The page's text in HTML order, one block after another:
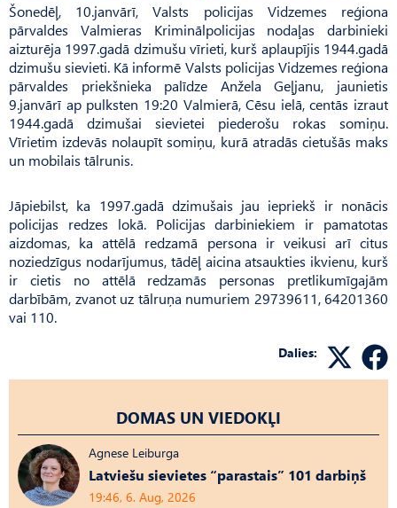
Šonedēļ, 10.janvārī, Valsts policijas Vidzemes reģiona
pārvaldes Valmieras Kriminālpolicijas nodaļas darbinieki
aizturēja 1997.gadā dzimušu vīrieti, kurš aplaupījis 1944.gadā
dzimušu sievieti. Kā informē Valsts policijas Vidzemes reģiona
pārvaldes priekšnieka palīdze Anžela Geļjanu, jaunietis
9.janvārī ap pulksten 19:20 Valmierā, Cēsu ielā, centās izraut
1944.gadā dzimušai sievietei piederošu rokas somiņu.
Vīrietim izdevās nolaupīt somiņu, kurā atradās cietušās maks
un mobilais tālrunis.
Jāpiebilst, ka 1997.gadā dzimušais jau iepriekš ir nonācis
policijas redzes lokā. Policijas darbiniekiem ir pamatotas
aizdomas, ka attēlā redzamā persona ir veikusi arī citus
noziedzīgus nodarījumus, tādēļ aicina atsaukties ikvienu, kurš
ir cietis no attēlā redzamās personas pretlikumīgajām
darbībām, zvanot uz tālruņa numuriem 29739611, 64201360
vai 110.
Dalies:
DOMAS UN VIEDOKĻI
Agnese Leiburga
Latviešu sievietes “parastais” 101 darbiņš
19:46, 6. Aug, 2026